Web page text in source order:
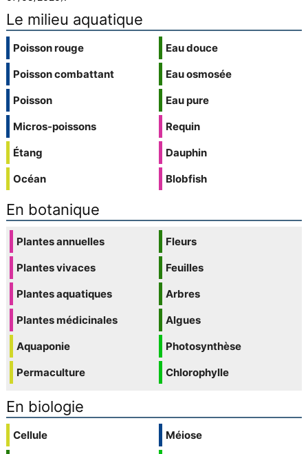
Le milieu aquatique
Poisson rouge
Poisson combattant
Poisson
Micros-poissons
Étang
Océan
Eau douce
Eau osmosée
Eau pure
Requin
Dauphin
Blobfish
En botanique
Plantes annuelles
Plantes vivaces
Plantes aquatiques
Plantes médicinales
Aquaponie
Permaculture
Fleurs
Feuilles
Arbres
Algues
Photosynthèse
Chlorophylle
En biologie
Cellule
Méiose